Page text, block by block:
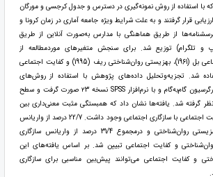
در سال 1400-1399 بود که با استفاده از روش نمونه‌گیری در دسترس و جدول کرجسی و مورگان
ارزیابی قرار گرفتند و به علت شرایط ویژه جامعه آماری در زمان کرونا و
از طریق هماهنگی با مدارس به‌صورت آنلاین از طریق
و تلگرام) توزیع شد. برای سنجش متغیرهای موردمطالعه از
پرسشنامه‌های سازگاری اجتماعی بل (1961)، بهزیستی روان‌شناختی ریف (1995) و کفایت اجتماعی
(1990) استفاده شد. تجزیه‌وتحلیل داده‌های پژوهش با استفاده از روش‌های
همبستگی پیرسون و تحلیل رگرسیون گام‌به‌گام و با نرم‌افزار SPSS نسخه ۲3 صورت گرفت و سطح
آزمون‌ها 0/05 در نظر گرفته شد. یافته‌ها نشان داد که همبستگی مثبت معنی‌داری بین
بهزیستی روان‌شناختی و کفایت اجتماعی با سازگاری اجتماعی وجود داشت. 22/7 درصد از واریانس
سازگاری اجتماعی توسط بهزیستی روان‌شناختی و درمجموع 31/4 درصد از واریانس سازگاری
و کفایت اجتماعی تبیین شد. بر اساس یافته‌های این
و کفایت اجتماعی می‌توانند پیش‌بین مناسبی برای سازگاری